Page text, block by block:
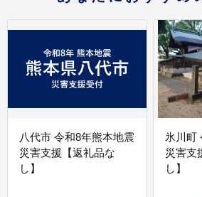
八代市 令和8年熊本地震
災害支援【返礼品な
し】
氷川町
災害支
し】